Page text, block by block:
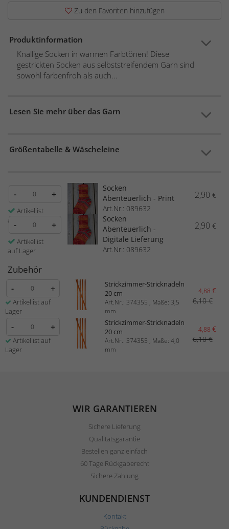
Zu den Favoriten hinzufügen
Produktinformation
Knallige Socken in warmen Farbtönen! Diese
gestrickten Socken aus selbststreifendem Garn sind
sowohl farbenfroh als auch...
Lesen Sie mehr über das Garn
Größentabelle & Wäscheleine
- +
Artikel ist
auf Lager
Socken
Abenteuerlich - Print
Art.Nr.: 089632
2,90 €
- +
Artikel ist
auf Lager
Socken
Abenteuerlich -
Digitale Lieferung
Art.Nr.: 089632
2,90 €
Zubehör
- +
Artikel ist auf
Lager
Strickzimmer-Stricknadeln
20 cm
Art.Nr.: 374355 , Maße: 3,5
mm
4,88 €
6,10 €
- +
Artikel ist auf
Lager
Strickzimmer-Stricknadeln
20 cm
Art.Nr.: 374355 , Maße: 4,0
mm
4,88 €
6,10 €
WIR GARANTIEREN
Sichere Lieferung
Qualitätsgarantie
Bestellen ganz einfach
60 Tage Rückgaberecht
Sichere Zahlung
KUNDENDIENST
Kontakt